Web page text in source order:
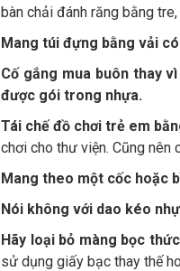
bàn chải đánh răng bằng
Mang túi đựng bằng vải
Cố gắng mua buôn thay
được gói trong nhựa.
Tái chế đồ chơi trẻ em
chơi cho thư viện. Cũng nên
Mang theo một cốc hoặc
Nói không với dao kéo
Hãy loại bỏ màng bọc
sử dụng giấy bạc thay thế